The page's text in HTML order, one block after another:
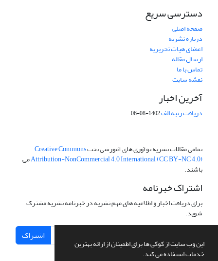
این وب سایت از کوکی ها برای اطمینان از ارائه بهترین
خدمات استفاده می کند.
دسترسی سریع
صفحه اصلی
درباره نشریه
اعضای هیات تحریریه
ارسال مقاله
تماس با ما
نقشه سایت
آخرین اخبار
دریافت رتبه الف1402-08-06
تمامی مقالات نشریه نوآوری های آموزشی تحتCreative Commons
Attribution-NonCommercial 4.0 International (CC BY-NC 4.0)می
باشند.
اشتراک خبرنامه
برای دریافت اخبار و اطلاعیه های مهم نشریه در خبرنامه نشریه مشترک
شوید.
اشتراک